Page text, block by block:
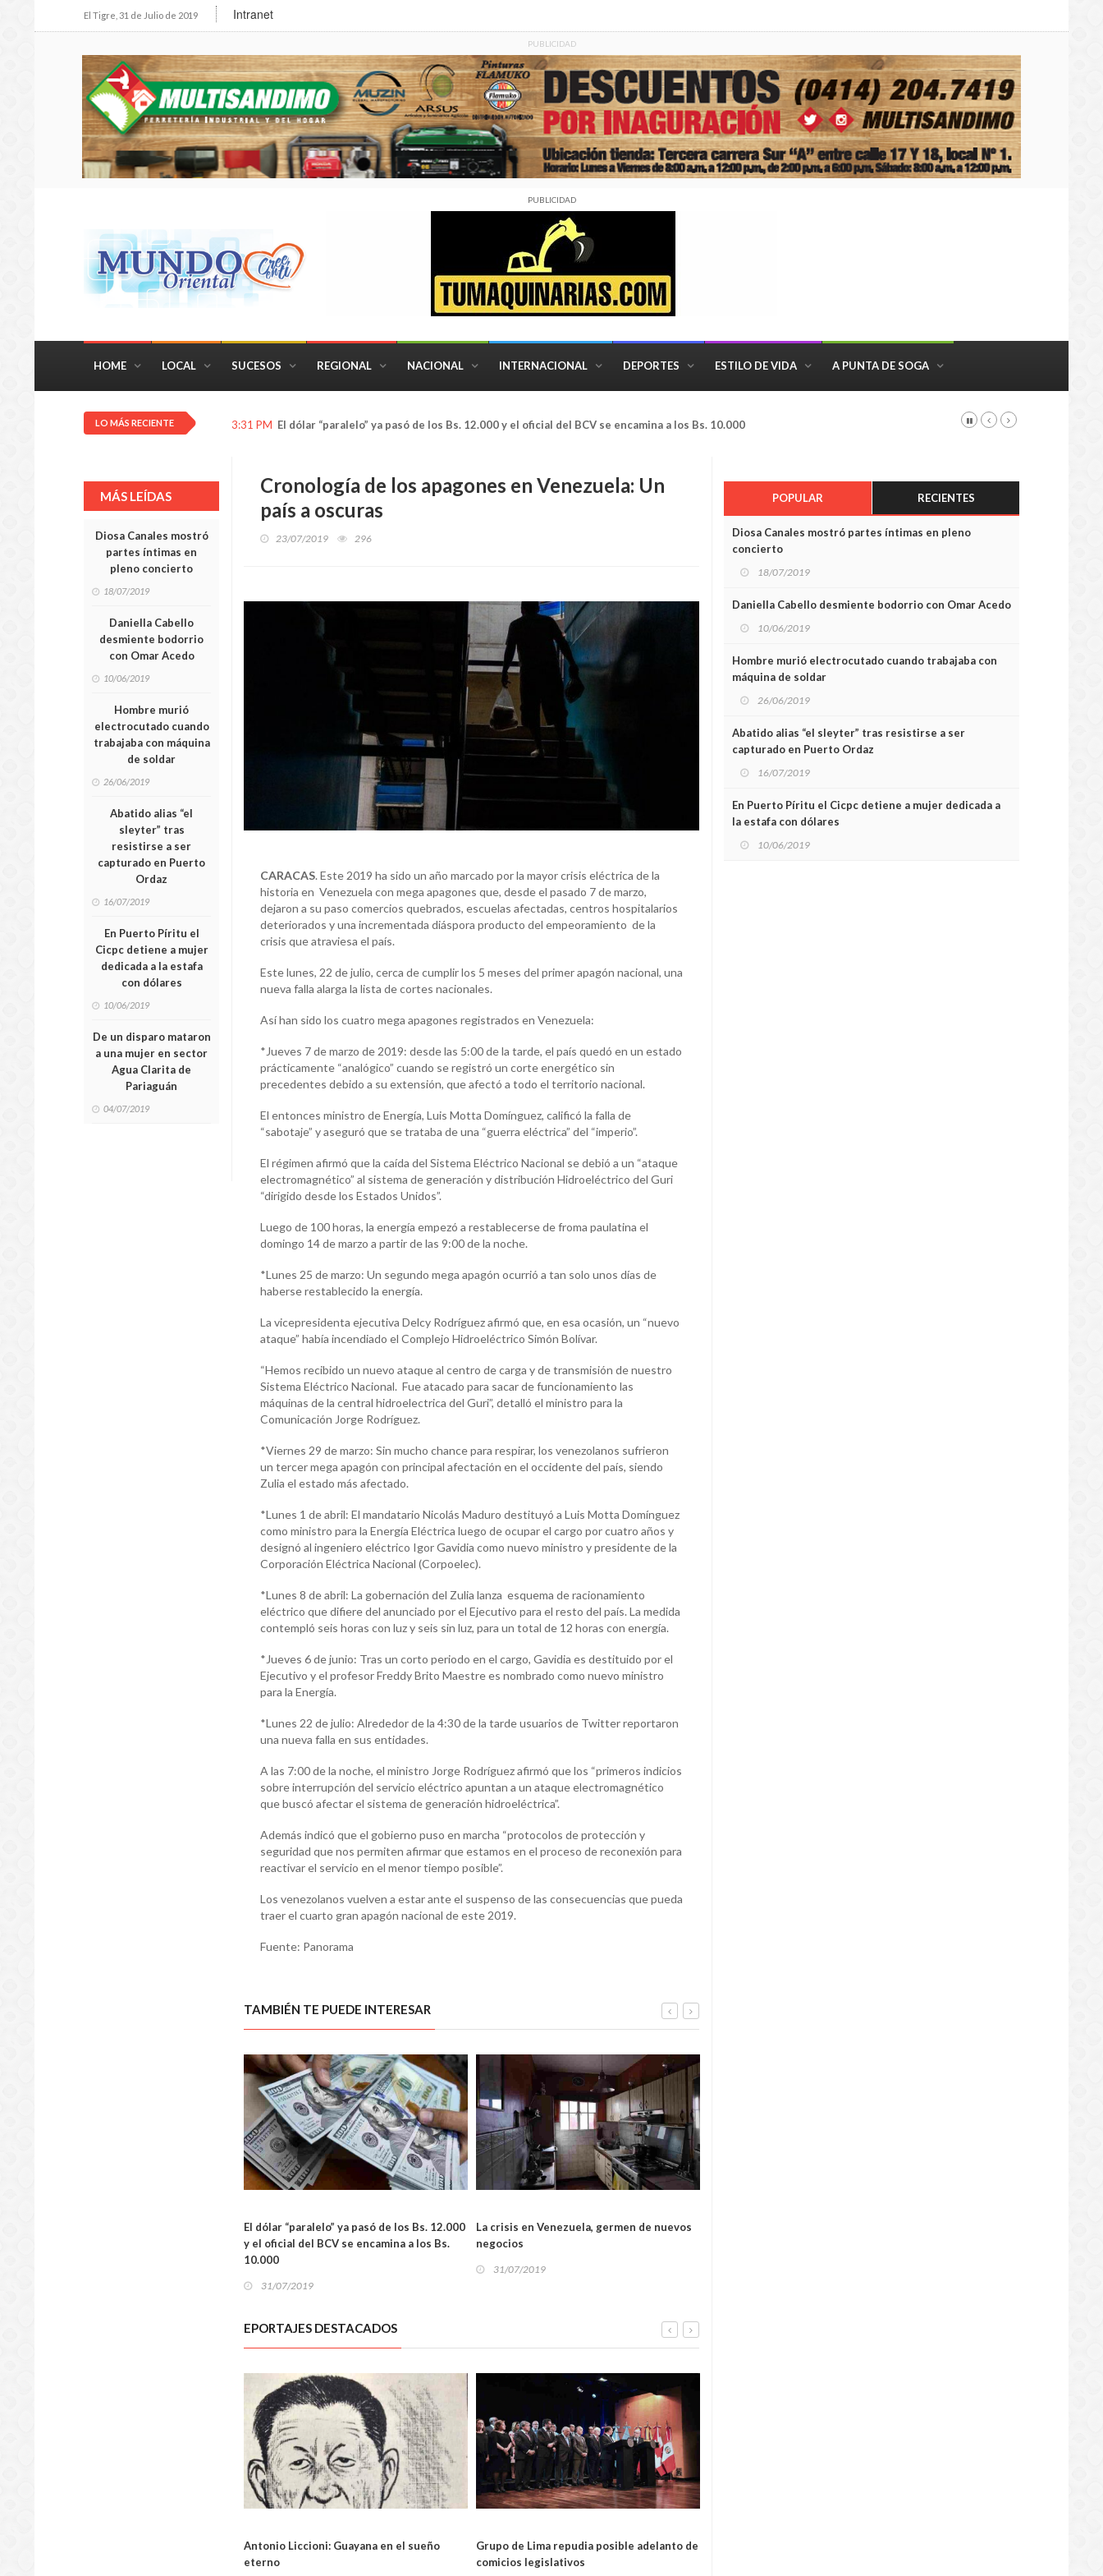
El Tigre, 31 de Julio de 2019 Intranet
PUBLICIDAD
PUBLICIDAD
HOME LOCAL SUCESOS REGIONAL NACIONAL INTERNACIONAL DEPORTES ESTILO DE VIDA A PUNTA DE SOGA
LO MÁS RECIENTE 3:31 PM El dólar “paralelo” ya pasó de los Bs. 12.000 y el oficial del BCV se encamina a los Bs. 10.000
MÁS LEÍDAS
Diosa Canales mostró
partes íntimas en
pleno concierto
18/07/2019
Daniella Cabello
desmiente bodorrio
con Omar Acedo
10/06/2019
Hombre murió
electrocutado cuando
trabajaba con máquina
de soldar
26/06/2019
Abatido alias “el
sleyter” tras
resistirse a ser
capturado en Puerto
Ordaz
16/07/2019
En Puerto Píritu el
Cicpc detiene a mujer
dedicada a la estafa
con dólares
10/06/2019
De un disparo mataron
a una mujer en sector
Agua Clarita de
Pariaguán
04/07/2019
Cronología de los apagones en Venezuela: Un
país a oscuras
23/07/2019 296
CARACAS. Este 2019 ha sido un año marcado por la mayor crisis eléctrica de la
historia en Venezuela con mega apagones que, desde el pasado 7 de marzo,
dejaron a su paso comercios quebrados, escuelas afectadas, centros hospitalarios
deteriorados y una incrementada diáspora producto del empeoramiento de la
crisis que atraviesa el país.
Este lunes, 22 de julio, cerca de cumplir los 5 meses del primer apagón nacional, una
nueva falla alarga la lista de cortes nacionales.
Así han sido los cuatro mega apagones registrados en Venezuela:
*Jueves 7 de marzo de 2019: desde las 5:00 de la tarde, el país quedó en un estado
prácticamente “analógico” cuando se registró un corte energético sin
precedentes debido a su extensión, que afectó a todo el territorio nacional.
El entonces ministro de Energía, Luis Motta Domínguez, calificó la falla de
“sabotaje” y aseguró que se trataba de una “guerra eléctrica” del “imperio”.
El régimen afirmó que la caída del Sistema Eléctrico Nacional se debió a un “ataque
electromagnético” al sistema de generación y distribución Hidroeléctrico del Guri
“dirigido desde los Estados Unidos”.
Luego de 100 horas, la energía empezó a restablecerse de froma paulatina el
domingo 14 de marzo a partir de las 9:00 de la noche.
*Lunes 25 de marzo: Un segundo mega apagón ocurrió a tan solo unos días de
haberse restablecido la energía.
La vicepresidenta ejecutiva Delcy Rodríguez afirmó que, en esa ocasión, un “nuevo
ataque” había incendiado el Complejo Hidroeléctrico Simón Bolívar.
“Hemos recibido un nuevo ataque al centro de carga y de transmisión de nuestro
Sistema Eléctrico Nacional. Fue atacado para sacar de funcionamiento las
máquinas de la central hidroelectrica del Guri”, detalló el ministro para la
Comunicación Jorge Rodríguez.
*Viernes 29 de marzo: Sin mucho chance para respirar, los venezolanos sufrieron
un tercer mega apagón con principal afectación en el occidente del país, siendo
Zulia el estado más afectado.
*Lunes 1 de abril: El mandatario Nicolás Maduro destituyó a Luis Motta Domínguez
como ministro para la Energía Eléctrica luego de ocupar el cargo por cuatro años y
designó al ingeniero eléctrico Igor Gavidia como nuevo ministro y presidente de la
Corporación Eléctrica Nacional (Corpoelec).
*Lunes 8 de abril: La gobernación del Zulia lanza esquema de racionamiento
eléctrico que difiere del anunciado por el Ejecutivo para el resto del país. La medida
contempló seis horas con luz y seis sin luz, para un total de 12 horas con energía.
*Jueves 6 de junio: Tras un corto periodo en el cargo, Gavidia es destituido por el
Ejecutivo y el profesor Freddy Brito Maestre es nombrado como nuevo ministro
para la Energía.
*Lunes 22 de julio: Alrededor de la 4:30 de la tarde usuarios de Twitter reportaron
una nueva falla en sus entidades.
A las 7:00 de la noche, el ministro Jorge Rodríguez afirmó que los “primeros indicios
sobre interrupción del servicio eléctrico apuntan a un ataque electromagnético
que buscó afectar el sistema de generación hidroeléctrica”.
Además indicó que el gobierno puso en marcha “protocolos de protección y
seguridad que nos permiten afirmar que estamos en el proceso de reconexión para
reactivar el servicio en el menor tiempo posible”.
Los venezolanos vuelven a estar ante el suspenso de las consecuencias que pueda
traer el cuarto gran apagón nacional de este 2019.
Fuente: Panorama
TAMBIÉN TE PUEDE INTERESAR
El dólar “paralelo” ya pasó de los Bs. 12.000
y el oficial del BCV se encamina a los Bs.
10.000
31/07/2019
La crisis en Venezuela, germen de nuevos
negocios
31/07/2019
EPORTAJES DESTACADOS
Antonio Liccioni: Guayana en el sueño
eterno
Grupo de Lima repudia posible adelanto de
comicios legislativos
POPULAR RECIENTES
Diosa Canales mostró partes íntimas en pleno
concierto
18/07/2019
Daniella Cabello desmiente bodorrio con Omar Acedo
10/06/2019
Hombre murió electrocutado cuando trabajaba con
máquina de soldar
26/06/2019
Abatido alias “el sleyter” tras resistirse a ser
capturado en Puerto Ordaz
16/07/2019
En Puerto Píritu el Cicpc detiene a mujer dedicada a
la estafa con dólares
10/06/2019